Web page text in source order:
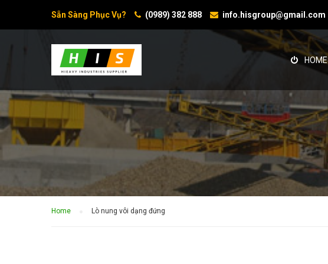
Sẵn Sàng Phục Vụ? (0989) 382 888 info.hisgroup@gmail.com
HOME
Home Lò nung vôi dạng đứng